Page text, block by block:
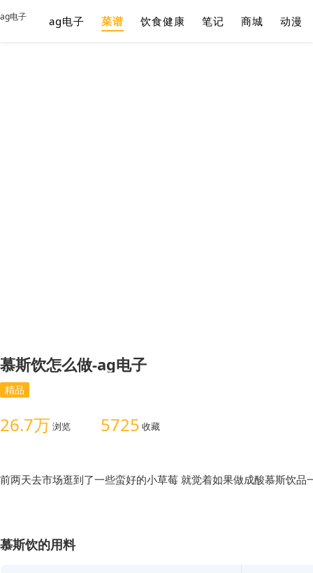
ag电子 ag电子 菜谱 饮食健康 笔记 商城 动漫
慕斯饮怎么做-ag电子
精品
26.7万 浏览 5725 收藏
前两天去市场逛到了一些蛮好的小草莓 就觉着如果做成酸慕斯饮品
慕斯饮的用料